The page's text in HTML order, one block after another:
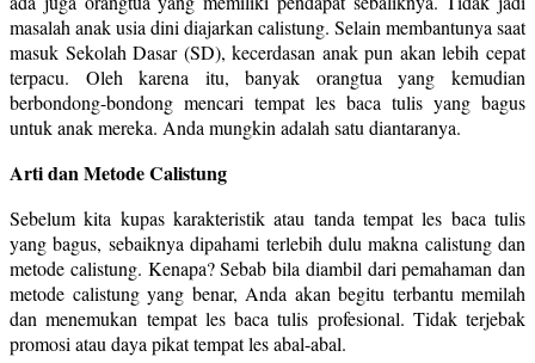
masalah anak usia dini diajarkan calistung. Selain membantunya saat
masuk Sekolah Dasar (SD), kecerdasan anak pun akan lebih cepat
terpacu. Oleh karena itu, banyak orangtua yang kemudian
berbondong-bondong mencari tempat les baca tulis yang bagus
untuk anak mereka. Anda mungkin adalah satu diantaranya.
Arti dan Metode Calistung
Sebelum kita kupas karakteristik atau tanda tempat les baca tulis
yang bagus, sebaiknya dipahami terlebih dulu makna calistung dan
metode calistung. Kenapa? Sebab bila diambil dari pemahaman dan
metode calistung yang benar, Anda akan begitu terbantu memilah
dan menemukan tempat les baca tulis profesional. Tidak terjebak
promosi atau daya pikat tempat les abal-abal.